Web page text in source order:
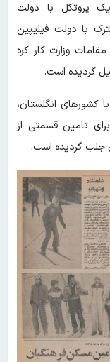
پروتکل با دولت
با دولت فیلیپین
وزارت کار کره
گردیده است.
کشورهای انگلستان،
تامین قسمتی از
جلب گردیده است.